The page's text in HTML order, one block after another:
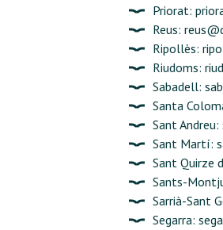
Priorat:
Reus:
Ripollès:
Riudoms:
Sabadell:
Santa
Sant Andreu:
Sant Martí:
Sant Quirze
Sants-
Sarrià-Sant
Segarra: